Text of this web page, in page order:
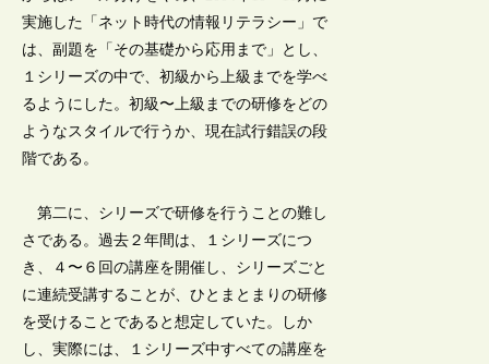
実施した「ネット時代の情報リテラシー」で
は、副題を「その基礎から応用まで」とし、
１シリーズの中で、初級から上級までを学べ
るようにした。初級〜上級までの研修をどの
ようなスタイルで行うか、現在試行錯誤の段
階である。
第二に、シリーズで研修を行うことの難し
さである。過去２年間は、１シリーズにつ
き、４〜６回の講座を開催し、シリーズごと
に連続受講することが、ひとまとまりの研修
を受けることであると想定していた。しか
し、実際には、１シリーズ中すべての講座を